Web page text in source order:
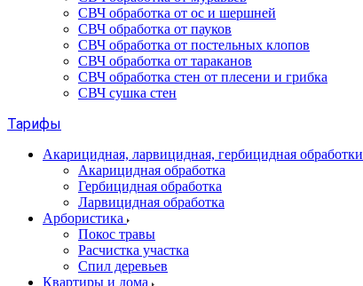
СВЧ обработка от ос и шершней
СВЧ обработка от пауков
СВЧ обработка от постельных клопов
СВЧ обработка от тараканов
СВЧ обработка стен от плесени и грибка
СВЧ сушка стен
Тарифы
Акарицидная, ларвицидная, гербицидная обработки
Акарицидная обработка
Гербицидная обработка
Ларвицидная обработка
Арбористика
Покос травы
Расчистка участка
Спил деревьев
Квартиры и дома